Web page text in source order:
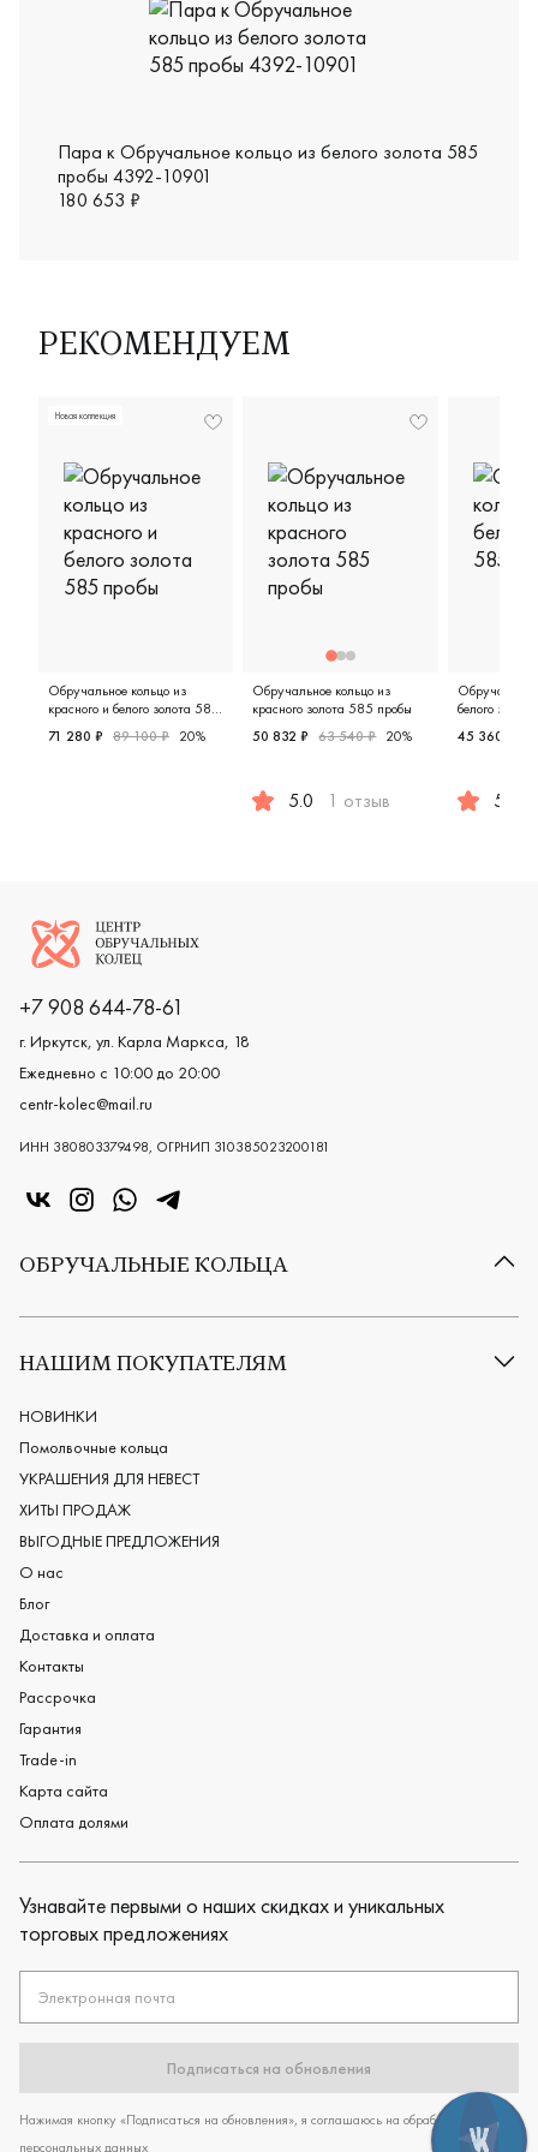
Пара к Обручальное кольцо из белого золота 585
пробы 4392-10901
180 653 ₽
РЕКОМЕНДУЕМ
Новая коллекция
Обручальное кольцо из
красного и белого золота 585
Женские, мужские, парные, красное и белое золото
71 280 ₽ 89 100 ₽ 20%
Обручальное кольцо из
красного золота 585 пробы
50 832 ₽ 63 540 ₽ 20%
5.0 1 отзыв
белого
45 360 ₽
5.0
Логотип компании
+7 908 644-78-61
г. Иркутск, ул. Карла Маркса, 18
Ежедневно с 10:00 до 20:00
centr-kolec@mail.ru
ИНН 380803379498, ОГРНИП 310385023200181
«Центр колец» в VK
«Центр колец» в Instagram
«Центр колец» в Whatsapp
«Центр колец» в Telegram
ОБРУЧАЛЬНЫЕ КОЛЬЦА
Все обручальные кольца
Европейские обручальные кольца
Мужские обручальные кольца
Женские обручальные кольца
Обручальные кольца из платины
Дизайнерские обручальные кольца
Черные обручальные кольца
НАШИМ ПОКУПАТЕЛЯМ
НОВИНКИ
Помолвочные кольца
УКРАШЕНИЯ ДЛЯ НЕВЕСТ
ХИТЫ ПРОДАЖ
ВЫГОДНЫЕ ПРЕДЛОЖЕНИЯ
О нас
Блог
Доставка и оплата
Контакты
Рассрочка
Гарантия
Trade-in
Карта сайта
Оплата долями
Узнавайте первыми о наших скидках и уникальных
торговых предложениях
Электронная почта
Подписаться на обновления
Нажимая кнопку «Подписаться на обновления», я соглашаюсь на обработку
персональных данных